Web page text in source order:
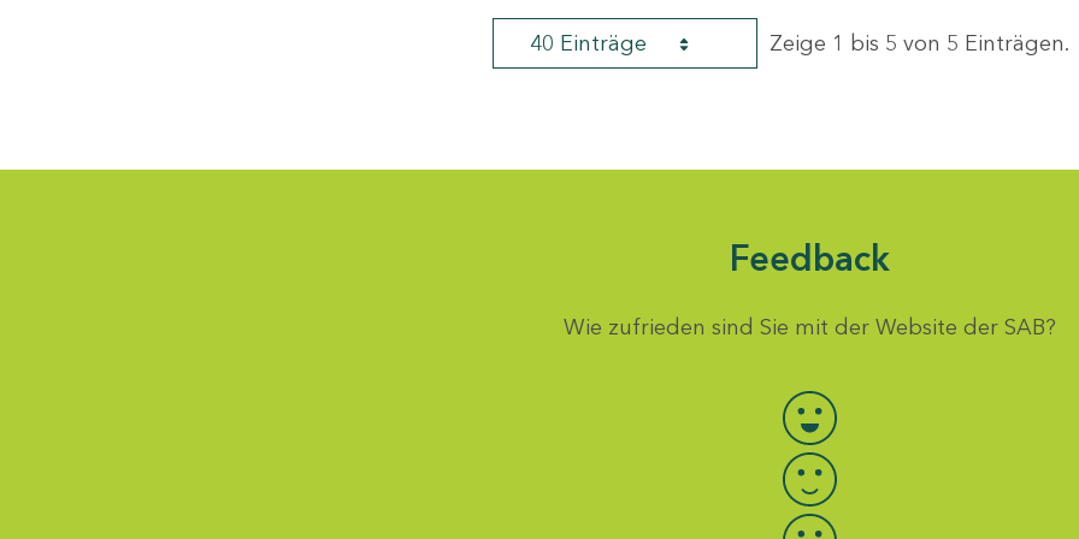
40 Einträge Zeige 1 bis 5 von 5 Einträgen.
Feedback
Wie zufrieden sind Sie mit der Website der SAB?
Bewertung auswählen